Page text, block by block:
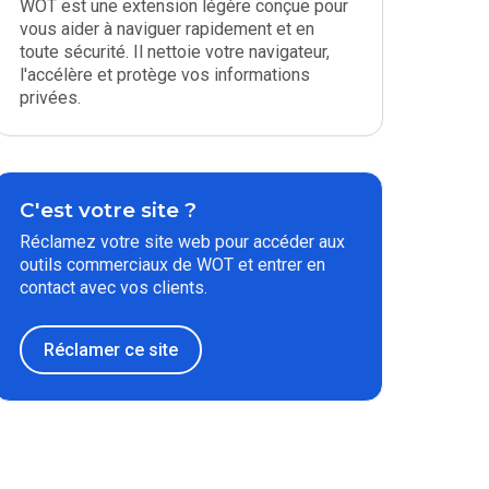
WOT est une extension légère conçue pour
vous aider à naviguer rapidement et en
toute sécurité. Il nettoie votre navigateur,
l'accélère et protège vos informations
privées.
C'est votre site ?
Réclamez votre site web pour accéder aux
outils commerciaux de WOT et entrer en
contact avec vos clients.
Réclamer ce site